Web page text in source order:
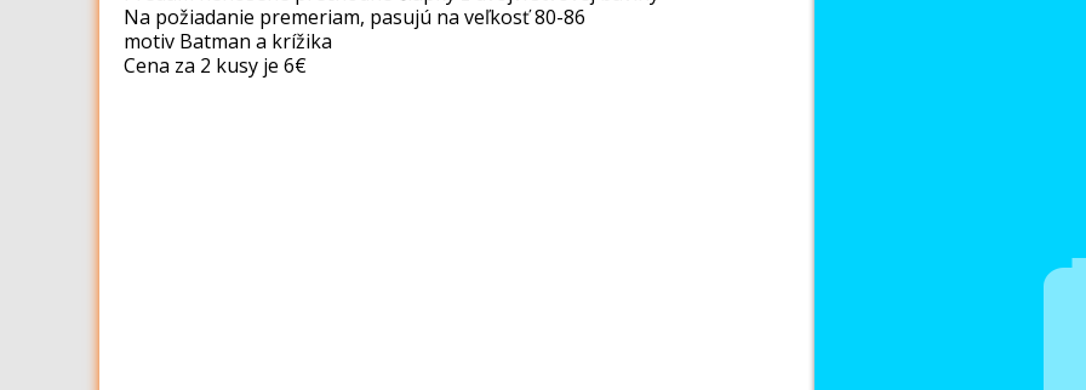
Na požiadanie premeriam, pasujú na veľkosť 80-86
motiv Batman a krížika
Cena za 2 kusy je 6€